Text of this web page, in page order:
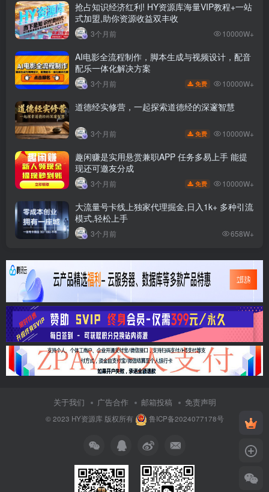
抢占知识经济红利! HY资源库海量VIP教程+一站
式加盟,助你资源收益双丰收
3个月前 10000W+
AI电影全流程制作，脚本生成与视频设计，配音
配乐一体化解决方案
3个月前 免费 10000W+
道德经实修营，一起探索道德经的深邃智慧
3个月前 免费 10000W+
趣闲赚是实用悬赏兼职APP 任务多易上手 能提
现还可邀友分成
3个月前 免费 10000W+
大流量号卡线上独家代理掘金,日入1k+ 多种引流
模式,轻松上手
3个月前 658W+
关于我们 广告合作 邮箱投稿 免责声明
© 2023 HY资源库版权所有 鲁ICP备2024077178号